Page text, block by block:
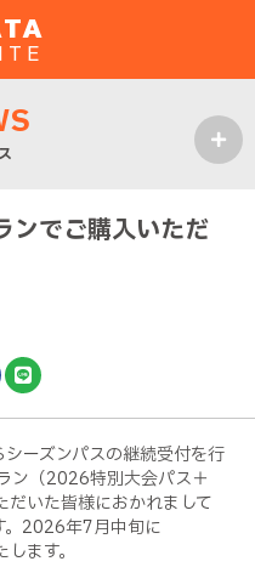
ンでご購入いただ
ーズンパスの継続受付を行
ン（2026特別大会パス＋
いた皆様におかれまして
。2026年7月中旬に
ます。